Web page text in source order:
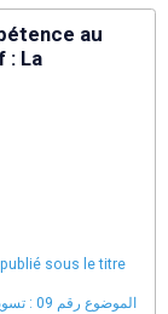
au
: La
sous le titre